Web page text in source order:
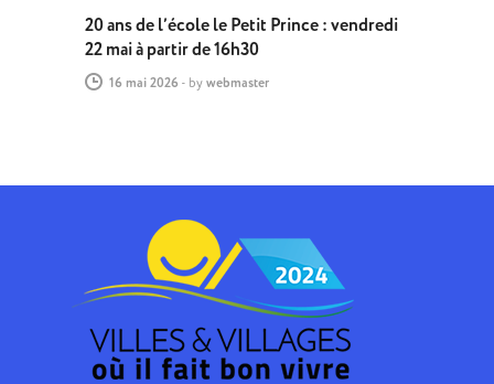
20 ans de l’école le Petit Prince : vendredi
22 mai à partir de 16h30
16 mai 2026 - by webmaster